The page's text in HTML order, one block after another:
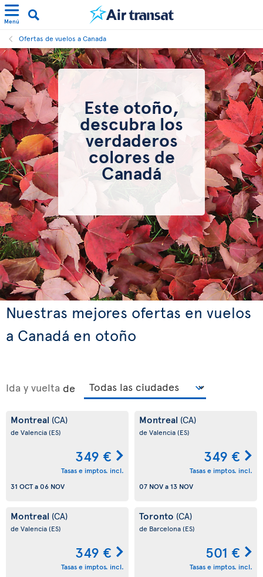
Menú
Ofertas de vuelos a Canada
Este otoño,
descubra los
verdaderos
colores de
Canadá
Nuestras mejores ofertas en vuelos
a Canadá en otoño
Ida y vuelta de
Montreal (CA)
de Valencia(ES)
349 €
Tasas e imptos. incl.
31 OCTa06 NOV
Montreal (CA)
de Valencia(ES)
349 €
Tasas e imptos. incl.
07 NOVa 13 NOV
Montreal (CA)
de Valencia(ES)
349 €
Tasas e imptos. incl.
Toronto (CA)
de Barcelona(ES)
501 €
Tasas e imptos. incl.